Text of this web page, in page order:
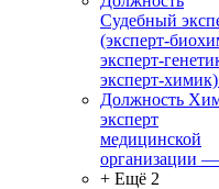
Судебный
(эксперт-
эксперт-
эксперт-химик)
Должность
эксперт
медицинской
организации —
+ Ещё 2